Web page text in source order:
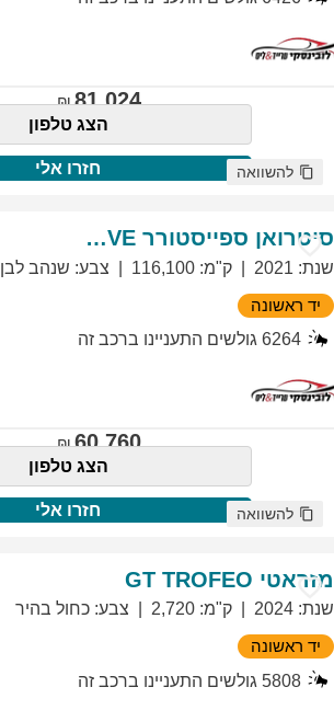
81,024
הצג טלפון
חזרו אלי להשוואה
סיטרואן ספייסטורר EXCLUSIVE
שנת:
2021 ק"מ:
116,100 צבע: שנהב לבן
יד ראשונה
6264 גולשים התעניינו ברכב זה
60,760
הצג טלפון
חזרו אלי להשוואה
מזראטי GT TROFEO
שנת:
2024 ק"מ:
2,720 צבע: כחול בהיר
יד ראשונה
5808 גולשים התעניינו ברכב זה